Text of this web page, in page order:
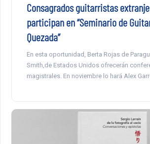
Consagrados guitarristas
participan en “Seminario de
Quezada”
En esta oportunidad, Berta Rojas de
Smith,de Estados Unidos ofrecerán
magistrales. En noviembre lo hará Alex